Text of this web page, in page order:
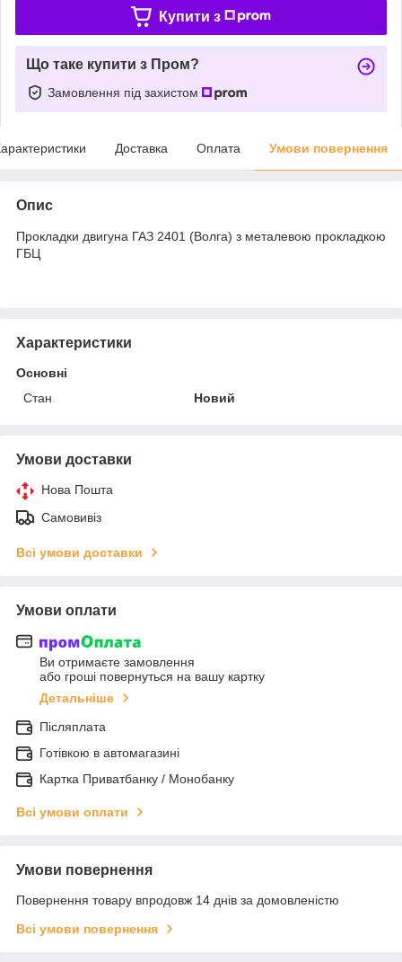
Купити з
Що таке купити з Пром?
Замовлення під захистом
Доставка Оплата Умови повернення
Опис
Прокладки двигуна ГАЗ 2401 (Волга) з металевою прокладкою
ГБЦ
Характеристики
Основні
Стан
Новий
Умови доставки
Нова Пошта
Самовивіз
Всі умови доставки
Умови оплати
Ви отримаєте замовлення
або гроші повернуться на вашу картку
Детальніше
Післяплата
Готівкою в автомагазині
Картка Приватбанку / Монобанку
Всі умови оплати
Умови повернення
Повернення товару впродовж 14 днів за домовленістю
Всі умови повернення